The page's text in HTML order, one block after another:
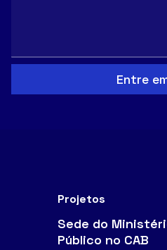
Projetos
Sede do
Público no CAB